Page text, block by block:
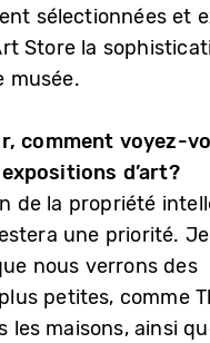
sélectionnées et
Store la
musée.
comment voyez-
d’art?
de la propriété
une priorité.
nous verrons des
petites, comme
les maisons, ainsi